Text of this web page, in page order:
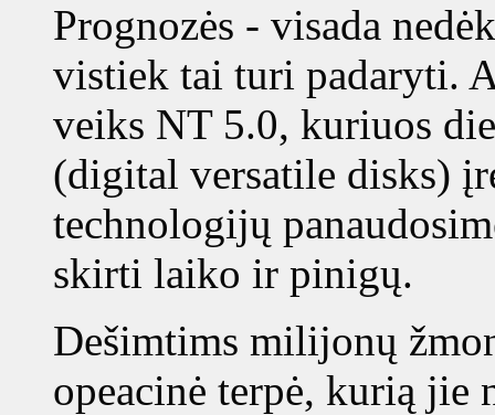
Prognozės - visada
vistiek tai turi padaryti.
veiks NT 5.0, kuriuos
(digital versatile disks)
technologijų
skirti laiko ir pinigų.
Dešimtims milijonų
opeacinė terpė, kurią jie